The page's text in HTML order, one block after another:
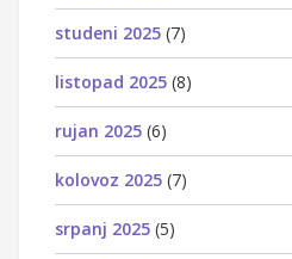
studeni 2025 (7)
listopad 2025 (8)
rujan 2025 (6)
kolovoz 2025 (7)
srpanj 2025 (5)